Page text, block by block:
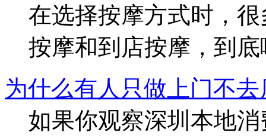
在选择按摩方式时，
按摩和到店按摩，到
为什么有人只做上门不
如果你观察深圳本地